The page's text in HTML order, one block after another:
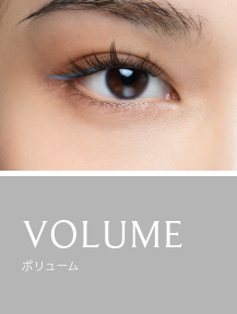
VOLUME
ボリューム